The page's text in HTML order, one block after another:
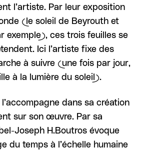
l’artiste. Par leur exposition
(le soleil de Beyrouth et
exemple), ces trois feuilles se
Ici l’artiste fixe des
à suivre (une fois par jour,
à la lumière du soleil).
dans sa création
sur son œuvre. Par sa
Joseph H.Boutros évoque
du temps à l’échelle humaine